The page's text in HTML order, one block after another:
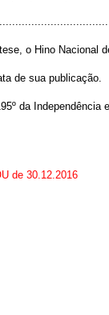
o Hino Nacional
de sua publicação.
da Independência
de 30.12.2016